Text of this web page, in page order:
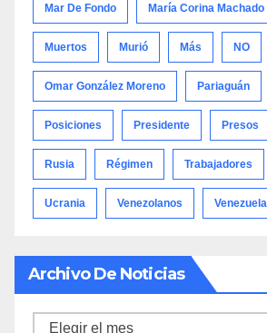
Mar De Fondo María Corina Machado
Muertos Murió Más NO
Omar González Moreno Pariaguán
Posiciones Presidente Presos
Rusia Régimen Trabajadores
Ucrania Venezolanos Venezuela
Archivo De Noticias
Archivo